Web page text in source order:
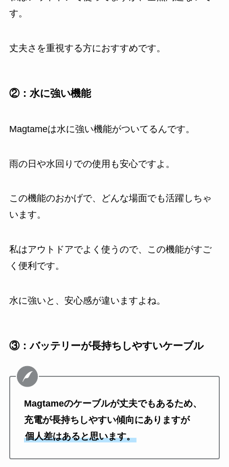
す。
丈夫さを重視する方におすすめです。
②：水に強い機能
Magtameは水に強い機能がついてるんです。
雨の日や水回りでの使用も安心ですよ。
この機能のおかげで、どんな場面でも活躍しちゃ
います。
私はアウトドアでよく使うので、この機能がすご
く便利です。
水に強いと、安心感が違いますよね。
③：バッテリーが長持ちしやすいケーブル
Magtameのケーブルが丈夫でもあるため、
充電が長持ちしやすい傾向にありますが
個人差はあると思います。